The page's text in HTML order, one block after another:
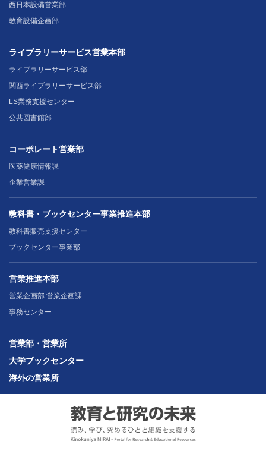
西日本設備営業部
教育設備企画部
ライブラリーサービス営業本部
ライブラリーサービス部
関西ライブラリーサービス部
LS業務支援センター
公共図書館部
コーポレート営業部
医薬健康情報課
企業営業課
教科書・ブックセンター事業推進本部
教科書販売支援センター
ブックセンター事業部
営業推進本部
営業企画部 営業企画課
事務センター
営業部・営業所
大学ブックセンター
海外の営業所